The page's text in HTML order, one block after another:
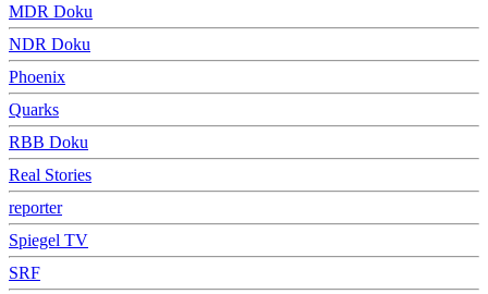
MDR Doku
NDR Doku
Phoenix
Quarks
RBB Doku
Real Stories
reporter
Spiegel TV
SRF